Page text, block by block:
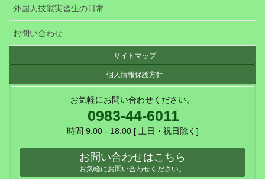
外国人技能実習生の日常
お問い合わせ
サイトマップ
個人情報保護方針
お気軽にお問い合わせください。
0983-44-6011
時間 9:00 - 18:00 [ 土日・祝日除く]
お問い合わせはこちら
お気軽にお問い合わせください。